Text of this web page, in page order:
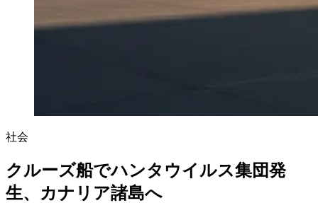
社会
クルーズ船でハンタウイルス集団発
生、カナリア諸島へ